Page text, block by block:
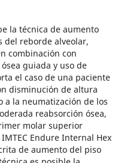
la técnica de aumento
del reborde alveolar,
combinación con
guiada y uso de
el caso de una paciente
disminución de altura
a la neumatización de los
reabsorción ósea,
molar superior
Endure Internal Hex
de aumento del piso